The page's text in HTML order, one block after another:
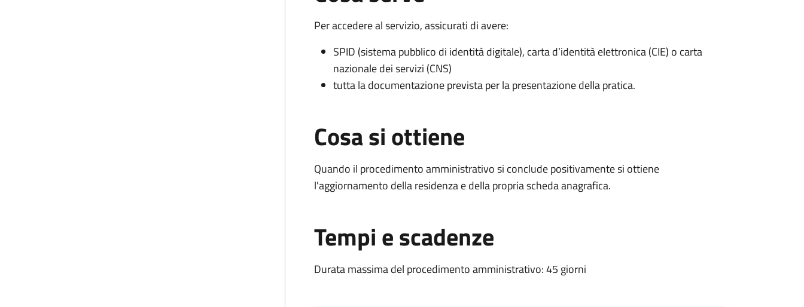
Per accedere al servizio, assicurati di avere:
SPID (sistema pubblico di identità digitale), carta d’identità elettronica (CIE) o carta
nazionale dei servizi (CNS)
tutta la documentazione prevista per la presentazione della pratica.
Cosa si ottiene
Quando il procedimento amministrativo si conclude positivamente si ottiene
l'aggiornamento della residenza e della propria scheda anagrafica.
Tempi e scadenze
Durata massima del procedimento amministrativo: 45 giorni